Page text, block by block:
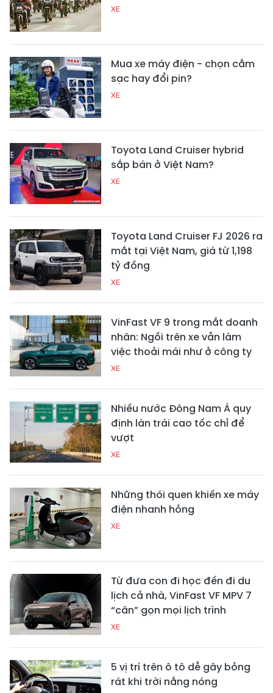
XE
Mua xe máy điện - chọn cắm
sạc hay đổi pin?
XE
Toyota Land Cruiser hybrid
sắp bán ở Việt Nam?
XE
Toyota Land Cruiser FJ 2026 ra
mắt tại Việt Nam, giá từ 1,198
tỷ đồng
XE
VinFast VF 9 trong mắt doanh
nhân: Ngồi trên xe vẫn làm
việc thoải mái như ở công ty
XE
Nhiều nước Đông Nam Á quy
định làn trái cao tốc chỉ để
vượt
XE
Những thói quen khiến xe máy
điện nhanh hỏng
XE
Từ đưa con đi học đến đi du
lịch cả nhà, VinFast VF MPV 7
“cân” gọn mọi lịch trình
XE
5 vị trí trên ô tô dễ gây bỏng
rát khi trời nắng nóng